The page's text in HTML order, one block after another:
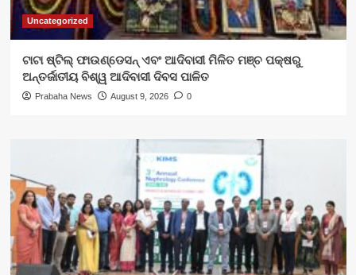
Uncategorized
ଟାଟା ଷ୍ଟିଲ୍ ଫାଉଣ୍ଡେସନ୍ ଏବଂ ଆଦିବାସୀ ମିଳିତ ମଞ୍ଚ ପକ୍ଷରୁ
ଅନ୍ତର୍ଜାତୀୟ ବିଶ୍ୱ ଆଦିବାସୀ ଦିବସ ପାଳିତ
Prabaha News August 9, 2026 0